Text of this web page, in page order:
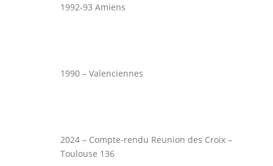
1992-93 Amiens
1990 – Valenciennes
2024 – Compte-rendu Reunion des Croix –
Toulouse 136